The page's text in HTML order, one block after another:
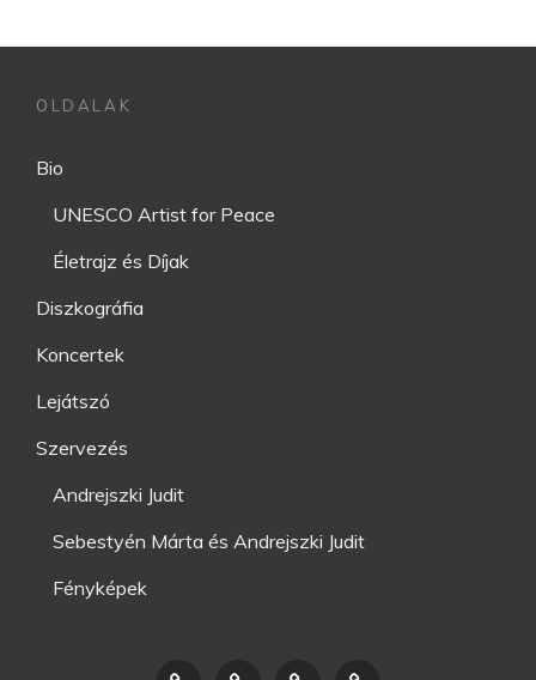
OLDALAK
Bio
UNESCO Artist for Peace
Életrajz és Díjak
Diszkográfia
Koncertek
Lejátszó
Szervezés
Andrejszki Judit
Sebestyén Márta és Andrejszki Judit
Fényképek